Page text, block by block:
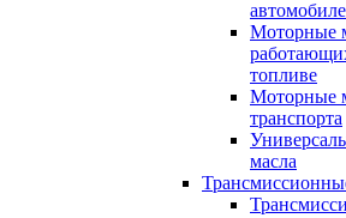
Моторные
топливе
Моторные
транспорта
масла